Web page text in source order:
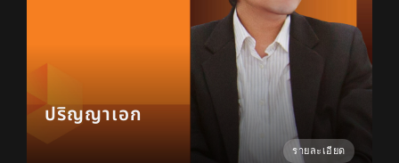
ปริญญาเอก
รายละเอียด